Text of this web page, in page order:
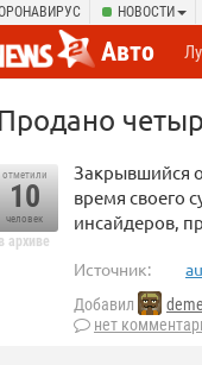
НОВОСТИ
Авто
Продано
отметили
10
человек
в архиве
Закрывшийся
время своего
инсайдеров,
Источник:
Добавил
нет